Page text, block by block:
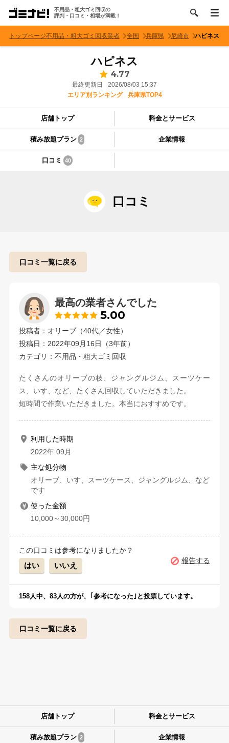
不用品・粗大ゴミ回収の
評判・口コミ・相場が満載！
トップページ不用品・粗大ゴミ回収業者 全国 兵庫県 尼崎市 ハピネス
ハピネス
4.77
最終更新日
2026/08/03 15:37
エリア別ランキング
兵庫県TOP4
店舗トップ 料金とサービス
積み放題プラン 2 企業情報
口コミ 40
口コミ
口コミ一覧に戻る
最高の業者さんでした
5.00
投稿者：オリーブ（40代／女性）
投稿日：2022年09月16日（3年前）
カテゴリ：不用品・粗大ゴミ回収
たくさんのオリーブの枝、ジャングルジム、スーツケー
ス、いす、など、たくさん回収していただきました。
短時間で作業いただきました。本当におすすめです。
利用した時期
2022年 09月
主な処分物
オリーブ、いす、スーツケース、ジャングルジム、など
です
使った金額
10,000～30,000円
この口コミは参考になりましたか？
はい いいえ
報告する
158人中、83人の方が、｢参考になった｣と投票しています。
口コミ一覧に戻る
店舗トップ 料金とサービス
積み放題プラン 2 企業情報